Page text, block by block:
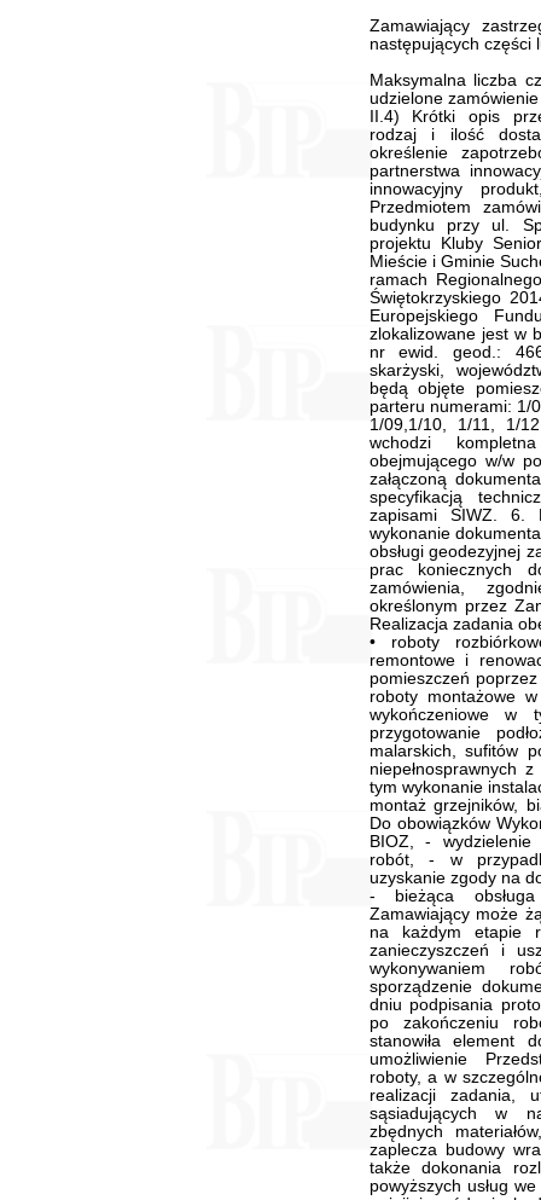
Zamawiający
następujących części
Maksymalna liczba
udzielone
II.4) Krótki opis
rodzaj i ilość
określenie
partnerstwa
innowacyjny
Przedmiotem
budynku przy ul.
projektu Kluby
Mieście i Gminie
ramach
Świętokrzyskiego
Europejskiego
zlokalizowane jest w
nr ewid. geod.:
skarżyski,
będą objęte
parteru numerami: 1/
1/09,1/10, 1/11, 1/
wchodzi
obejmującego w/w
załączoną
specyfikacją
zapisami SIWZ. 6.
wykonanie
obsługi geodezyjnej
prac koniecznych
zamówienia,
określonym przez
Realizacja zadania
• roboty
remontowe i
pomieszczeń
roboty montażowe
wykończeniowe w
przygotowanie
malarskich, sufitów
niepełnosprawnych
tym wykonanie
montaż grzejników,
Do obowiązków
BIOZ, - wydzielenie
robót, - w
uzyskanie zgody na
- bieżąca obsługa
Zamawiający może
na każdym etapie
zanieczyszczeń i
wykonywaniem
sporządzenie
dniu podpisania
po zakończeniu
stanowiła element
umożliwienie
roboty, a w
realizacji zadania,
sąsiadujących w
zbędnych
zaplecza budowy
także dokonania
powyższych usług